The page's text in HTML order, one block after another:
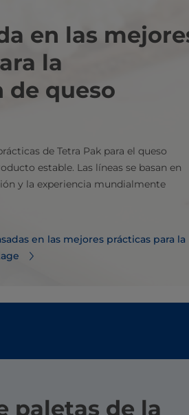
en las
la
de queso
de Tetra Pak para el queso
estable. Las líneas se basan en
y la experiencia mundialmente
en las mejores prácticas para la
paletas de la